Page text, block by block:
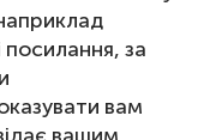
посилання, за
вам